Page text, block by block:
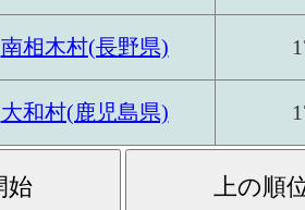
南相木村(長野県)
大和村(鹿児島県)